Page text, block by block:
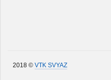
2018 © VTK SVYAZ